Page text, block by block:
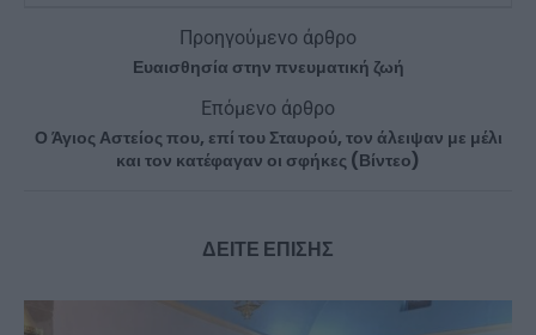
Προηγούμενο άρθρο
Ευαισθησία στην πνευματική ζωή
Επόμενο άρθρο
Ο Άγιος Αστείος που, επί του Σταυρού, τον άλειψαν με μέλι
και τον κατέφαγαν οι σφήκες (Βίντεο)
ΔΕΙΤΕ ΕΠΙΣΗΣ